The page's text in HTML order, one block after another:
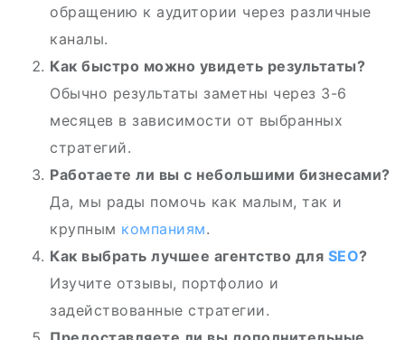
обращению к аудитории через различные
каналы.
Как быстро можно увидеть результаты?
Обычно результаты заметны через 3-6
месяцев в зависимости от выбранных
стратегий.
Работаете ли вы с небольшими бизнесами?
Да, мы рады помочь как малым, так и
крупным компаниям.
Как выбрать лучшее агентство для SEO?
Изучите отзывы, портфолио и
задействованные стратегии.